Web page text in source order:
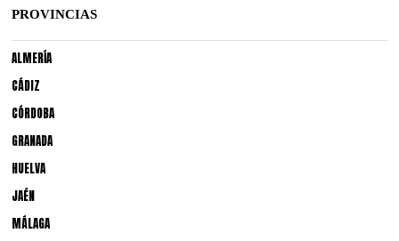
PROVINCIAS
ALMERÍA
CÁDIZ
CÓRDOBA
GRANADA
HUELVA
JAÉN
MÁLAGA